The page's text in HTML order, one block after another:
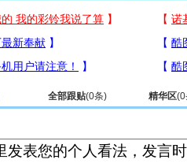
全部跟贴(0条) 精华区(0